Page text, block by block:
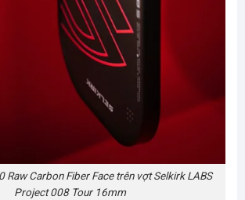
Raw Carbon Fiber Face trên vợt Selkirk LABS
Project 008 Tour 16mm